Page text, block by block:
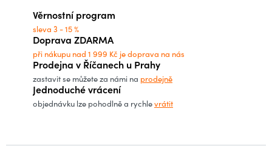
Věrnostní program
sleva 3 - 15 %
Doprava ZDARMA
při nákupu nad 1 999 Kč je doprava na nás
Prodejna v Říčanech u Prahy
zastavit se můžete za námi na prodejně
Jednoduché vrácení
objednávku lze pohodlně a rychlevrátit